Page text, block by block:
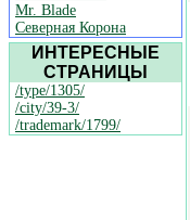
Mr. Blade
Северная Корона
ИНТЕРЕСНЫЕ
СТРАНИЦЫ
/type/1305/
/city/39-3/
/trademark/1799/